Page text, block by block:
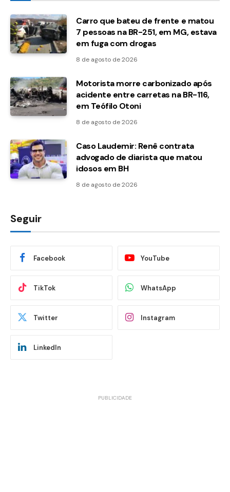
Carro que bateu de frente e matou
7 pessoas na BR-251, em MG, estava
em fuga com drogas
8 de agosto de 2026
Motorista morre carbonizado após
acidente entre carretas na BR-116,
em Teófilo Otoni
8 de agosto de 2026
Caso Laudemir: Renê contrata
advogado de diarista que matou
idosos em BH
8 de agosto de 2026
Seguir
Facebook YouTube
TikTok WhatsApp
Twitter Instagram
LinkedIn